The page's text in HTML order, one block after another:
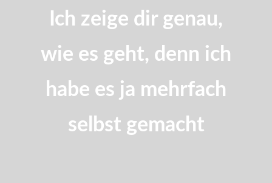
Ich zeige dir genau,
wie es geht, denn ich
habe es ja mehrfach
selbst gemacht